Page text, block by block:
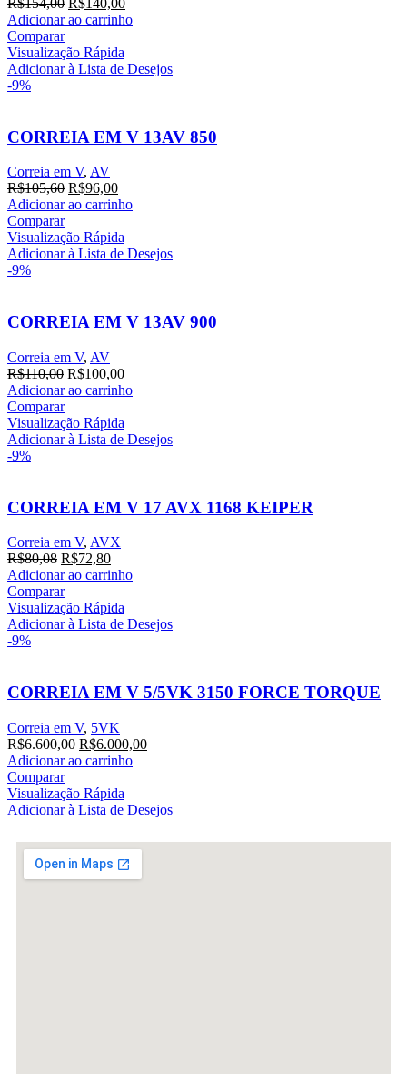
R$154,00 R$ 140,00
Adicionar ao carrinho
Comparar
Visualização Rápida
Adicionar à Lista de Desejos
-9%
CORREIA EM V 13AV 850
Correia em V, AV
R$105,60 R$96,00
Adicionar ao carrinho
Comparar
Visualização Rápida
Adicionar à Lista de Desejos
-9%
CORREIA EM V 13AV 900
Correia em V, AV
R$110,00 R$100,00
Adicionar ao carrinho
Comparar
Visualização Rápida
Adicionar à Lista de Desejos
-9%
CORREIA EM V 17 AVX 1168 KEIPER
Correia em V, AVX
R$80,08 R$72,80
Adicionar ao carrinho
Comparar
Visualização Rápida
Adicionar à Lista de Desejos
-9%
CORREIA EM V 5/5VK 3150 FORCE TORQUE
Correia em V, 5VK
R$6.600,00 R$6.000,00
Adicionar ao carrinho
Comparar
Visualização Rápida
Adicionar à Lista de Desejos